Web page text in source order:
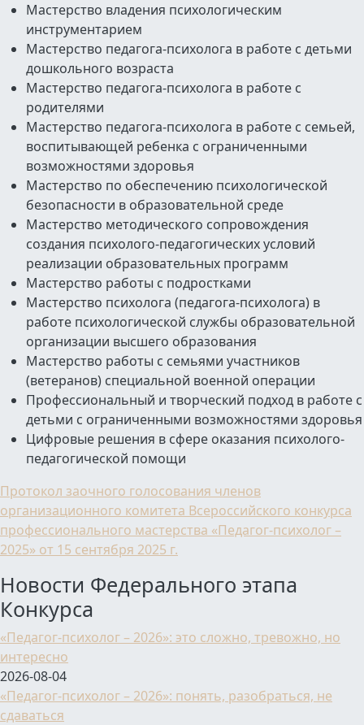
Мастерство владения психологическим
инструментарием
Мастерство педагога-психолога в работе с детьми
дошкольного возраста
Мастерство педагога-психолога в работе с
родителями
Мастерство педагога-психолога в работе с семьей,
воспитывающей ребенка с ограниченными
возможностями здоровья
Мастерство по обеспечению психологической
безопасности в образовательной среде
Мастерство методического сопровождения
создания психолого-педагогических условий
реализации образовательных программ
Мастерство работы с подростками
Мастерство психолога (педагога-психолога) в
работе психологической службы образовательной
организации высшего образования
Мастерство работы с семьями участников
(ветеранов) специальной военной операции
Профессиональный и творческий подход в работе с
детьми с ограниченными возможностями здоровья
Цифровые решения в сфере оказания психолого-
педагогической помощи
Протокол заочного голосования членов
организационного комитета Всероссийского конкурса
профессионального мастерства «Педагог-психолог –
2025» от 15 сентября 2025 г.
Новости Федерального этапа
Конкурса
«Педагог-психолог – 2026»: это сложно, тревожно, но
интересно
2026-08-04
«Педагог-психолог – 2026»: понять, разобраться, не
сдаваться